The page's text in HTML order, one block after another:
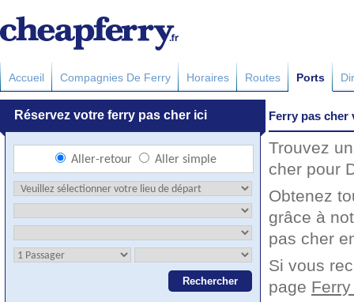
Accueil Compagnies De Ferry Horaires Routes Ports
Ferry pas cher
Trouvez
cher pour
Obtenez
grâce à
pas cher
Si vous
page